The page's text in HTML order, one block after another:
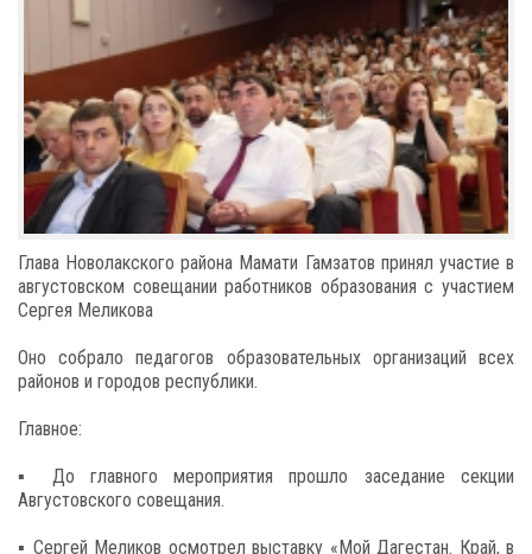
Глава Новолакского района Мамати Гамзатов принял участие в
августовском совещании работников образования с участием
Сергея Меликова
Оно собрало педагогов образовательных организаций всех
районов и городов республики.
Главное:
▪️ До главного мероприятия прошло заседание секции
Августовского совещания.
▪️ Сергей Меликов осмотрел выставку «Мой Дагестан. Край, в